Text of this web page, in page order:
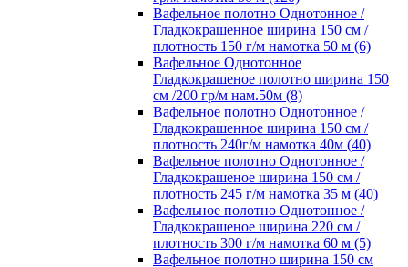
Вафельное полотно Однотонное /
Гладкокрашенное ширина 150 см /
плотность 150 г/м намотка 50 м (6)
Вафельное Однотонное
Гладкокрашеное полотно ширина 150
см /200 гр/м нам.50м (8)
Вафельное полотно Однотонное /
Гладкокрашенное ширина 150 см /
плотность 240г/м намотка 40м (40)
Вафельное полотно Однотонное /
Гладкокрашеное ширина 150 см /
плотность 245 г/м намотка 35 м (40)
Вафельное полотно Однотонное /
Гладкокрашеное ширина 220 см /
плотность 300 г/м намотка 60 м (5)
Вафельное полотно ширина 150 см